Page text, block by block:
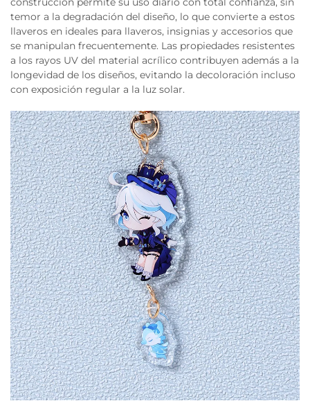
temor a la degradación del diseño, lo que convierte a estos
llaveros en ideales para llaveros, insignias y accesorios que
se manipulan frecuentemente. Las propiedades resistentes
a los rayos UV del material acrílico contribuyen además a la
longevidad de los diseños, evitando la decoloración incluso
con exposición regular a la luz solar.